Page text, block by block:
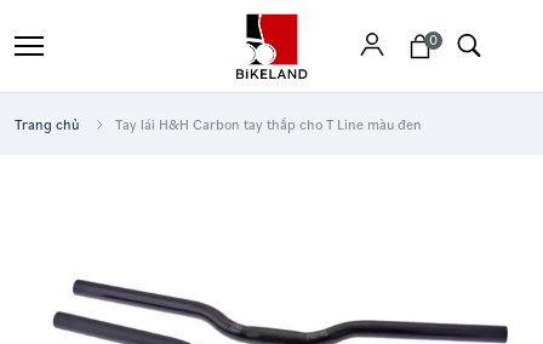
Tìm
0
Trang chủ Tay lái H&H Carbon tay thấp cho T Line màu đen